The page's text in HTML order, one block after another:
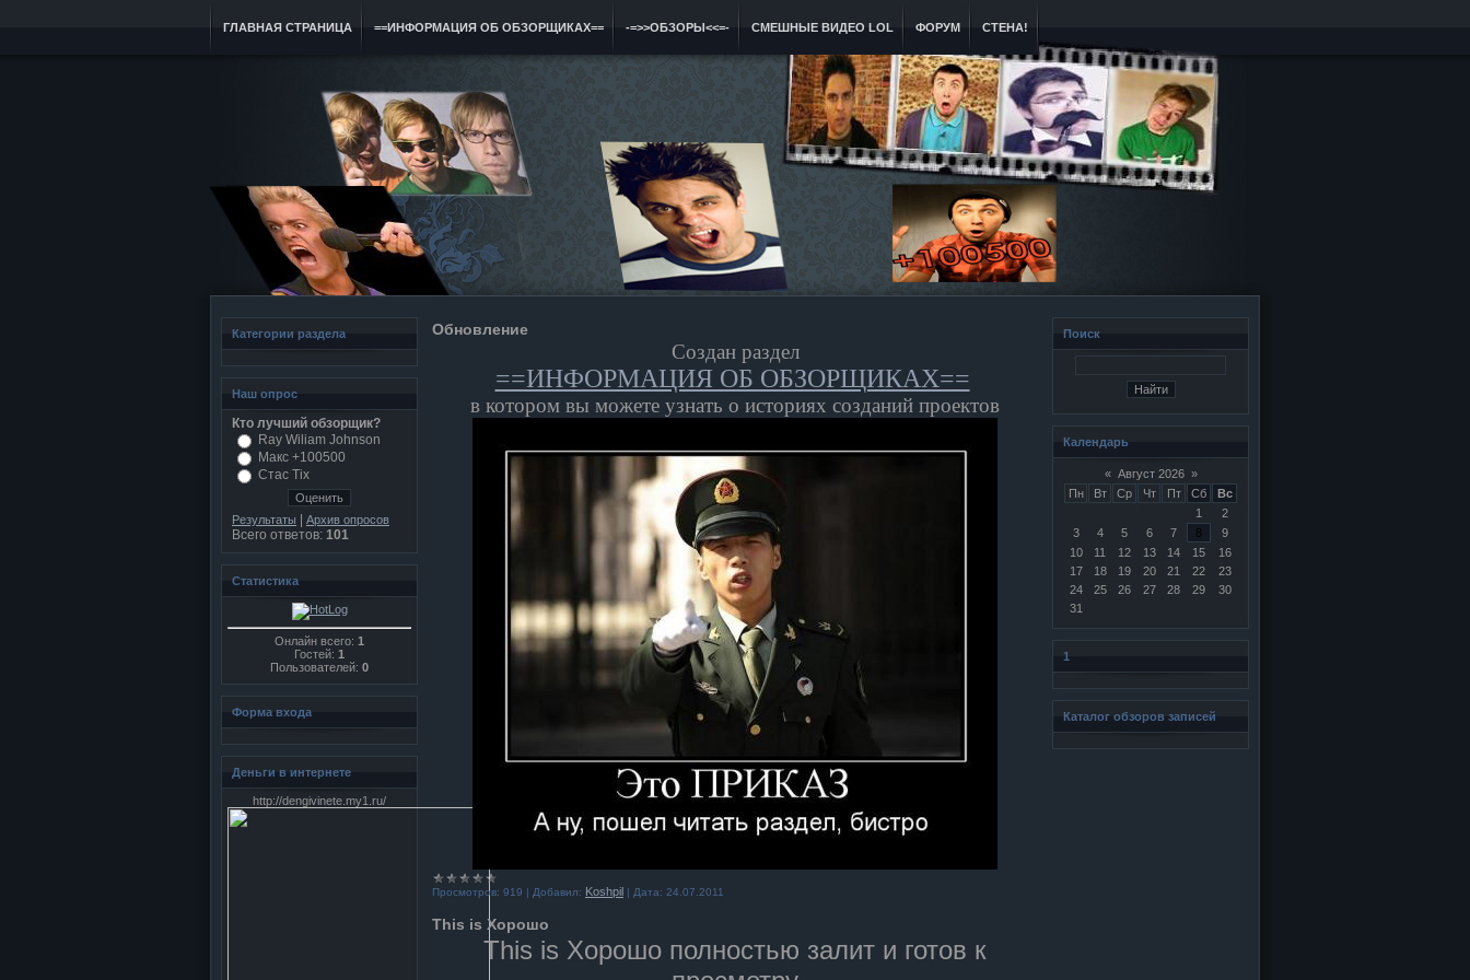
ГЛАВНАЯ СТРАНИЦА ==ИНФОРМАЦИЯ ОБ ОБЗОРЩИКАХ== -=>>ОБЗОРЫ<<=- СМЕШНЫЕ ВИДЕО LOL ФОРУМ СТЕНА!
Категории раздела
Наш опрос
Кто лучший обзорщик?
Ray Wiliam Johnson
Макс +100500
Стас Tix
Результаты Архив опросов
Всего ответов: 101
Статистика
Онлайн всего: 1
Гостей: 1
Пользователей: 0
Форма входа
Деньги в интернете
http://dengivinete.my1.ru/
Обновление
Создан раздел
==ИНФОРМАЦИЯ ОБ ОБЗОРЩИКАХ==
в котором вы можете узнать о историях созданий проектов
Просмотров: 919 | Добавил: Koshpil | Дата: 24.07.2011
This is Хорошо
This is Хорошо полностью залит и готов к
Поиск
Календарь
« Август 2026 »
Пн
Вт Ср Чт Пт Сб
Вс
1
2
3
4 5 6 7 8
9
10
11 12 13 14 15
16
17
18 19 20 21 22
23
24
25 26 27 28 29
30
31
1
Каталог обзоров записей